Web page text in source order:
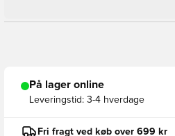
På lager online
Leveringstid: 3-4 hverdage
Fri fragt ved køb over 699 kr